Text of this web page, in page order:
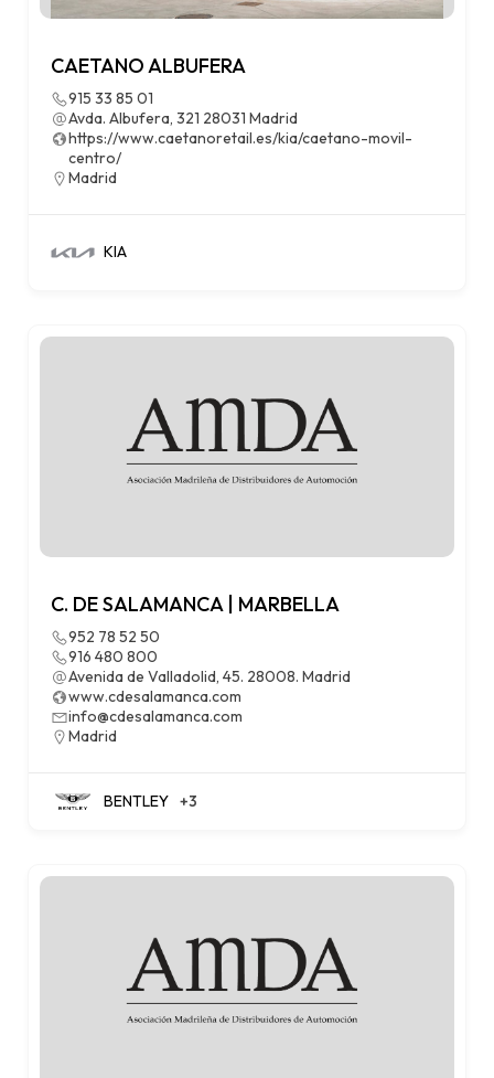
CAETANO ALBUFERA
915 33 85 01
Avda. Albufera, 321 28031 Madrid
https://www.caetanoretail.es/kia/caetano-movil-
centro/
Madrid
KIA
C. DE SALAMANCA | MARBELLA
952 78 52 50
916 480 800
Avenida de Valladolid, 45. 28008. Madrid
www.cdesalamanca.com
info@cdesalamanca.com
Madrid
BENTLEY +3